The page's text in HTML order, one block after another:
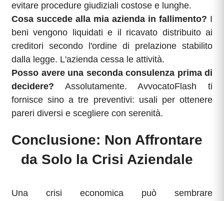
evitare procedure giudiziali costose e lunghe.
Cosa succede alla mia azienda in fallimento? I
beni vengono liquidati e il ricavato distribuito ai
creditori secondo l'ordine di prelazione stabilito
dalla legge. L'azienda cessa le attività.
Posso avere una seconda consulenza prima di
decidere? Assolutamente. AvvocatoFlash ti
fornisce sino a tre preventivi: usali per ottenere
pareri diversi e scegliere con serenità.
Conclusione: Non Affrontare
da Solo la Crisi Aziendale
Una crisi economica può sembrare